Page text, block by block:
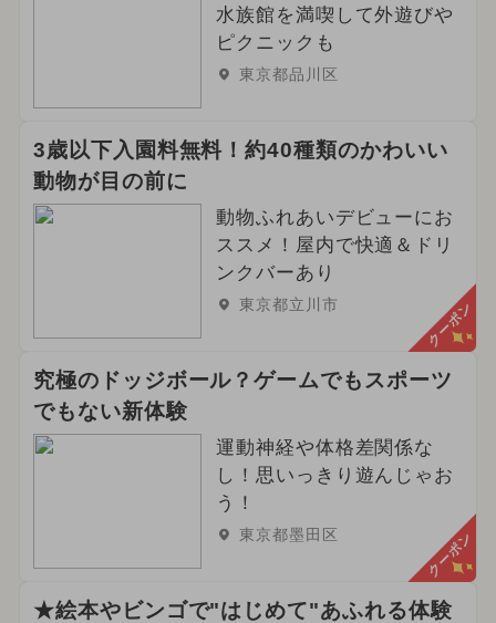
水族館を満喫して外遊びや
ピクニックも
東京都品川区
3歳以下入園料無料！約40種類のかわいい
動物が目の前に
動物ふれあいデビューにお
ススメ！屋内で快適＆ドリ
ンクバーあり
東京都立川市 クーポン
究極のドッジボール？ゲームでもスポーツ
でもない新体験
運動神経や体格差関係な
し！思いっきり遊んじゃお
う！
東京都墨田区 クーポン
★絵本やビンゴで"はじめて"あふれる体験